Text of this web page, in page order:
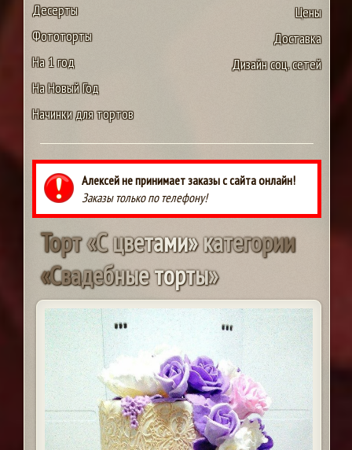
Десерты
Фототорты
На 1 год
На Новый Год
Начинки для тортов
Цены
Доставка
Дизайн соц. сетей
Алексей не принимает заказы с сайта онлайн!
Заказы только по телефону!
Торт«Сцветами»категории
«Свадебныеторты»